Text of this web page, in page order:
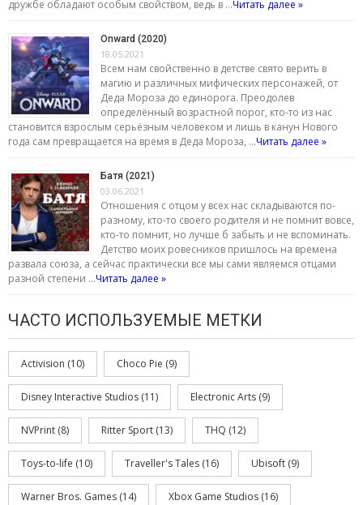
дружбе обладают особым свойством, ведь в …Читать далее »
Onward (2020)
18.05.2021
Всем нам свойственно в детстве свято верить в
магию и различных мифических персонажей, от
Деда Мороза до единорога. Преодолев
определённый возрастной порог, кто-то из нас
становится взрослым серьёзным человеком и лишь в канун Нового
года сам превращается на время в Деда Мороза, …Читать далее »
Батя (2021)
03.06.2021
Отношения с отцом у всех нас складываются по-
разному, кто-то своего родителя и не помнит вовсе,
кто-то помнит, но лучше б забыть и не вспоминать.
Детство моих ровесников пришлось на времена
развала союза, а сейчас практически все мы сами являемся отцами
разной степени …Читать далее »
ЧАСТО ИСПОЛЬЗУЕМЫЕ МЕТКИ
Activision (10) Choco Pie (9)
Disney Interactive Studios (11) Electronic Arts (9)
NVPrint (8) Ritter Sport (13) THQ (12)
Toys-to-life (10) Traveller's Tales (16) Ubisoft (9)
Warner Bros. Games (14) Xbox Game Studios (16)